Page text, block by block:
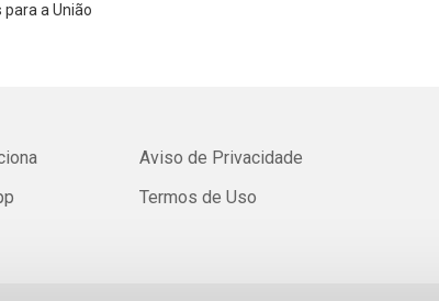
a União
Aviso de Privacidade
Termos de Uso